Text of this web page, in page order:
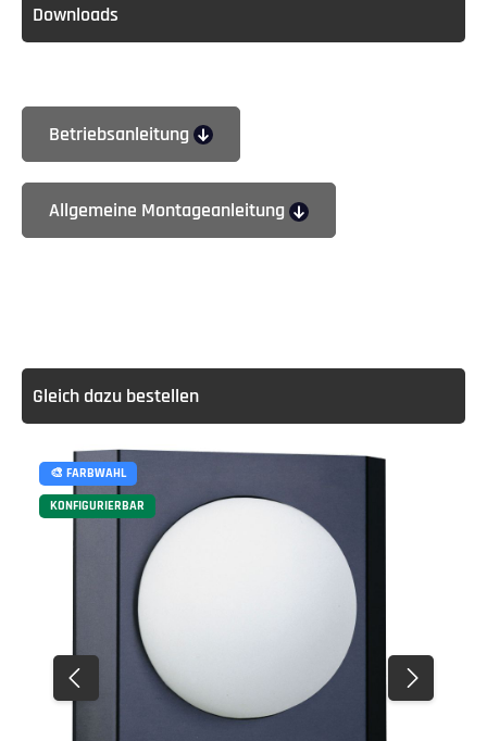
Downloads
Betriebsanleitung
Allgemeine Montageanleitung
Gleich dazu bestellen
🎨 FARBWAHL
KONFIGURIERBAR